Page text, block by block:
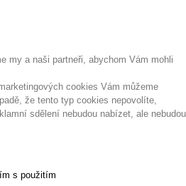
my a naši partneři, abychom Vám mohli
cookies Vám můžeme
že tento typ cookies nepovolíte,
sdělení nebudou nabízet, ale nebudou
s použitím